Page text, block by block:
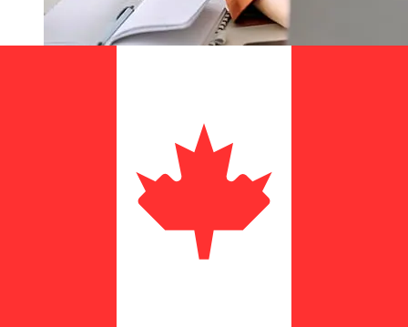
National Bank of Greece EUR 到CAD
的传输速度有多快？
使用National Bank of Greece 从欧元成员国 转至加拿大 的
国际转账的交付时间因付款方式和交易时间而异。国际银行转
账通常需要 1 至 5 个工作日。银行假日和安全检查等因素也